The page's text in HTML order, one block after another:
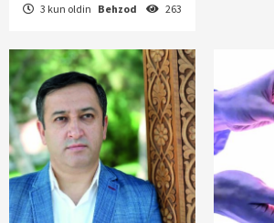
3 kun oldin Behzod 263